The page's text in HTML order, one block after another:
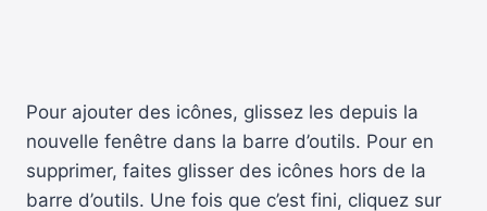
Pour ajouter des icônes, glissez les depuis la
nouvelle fenêtre dans la barre d’outils. Pour en
supprimer, faites glisser des icônes hors de la
barre d’outils. Une fois que c’est fini, cliquez sur